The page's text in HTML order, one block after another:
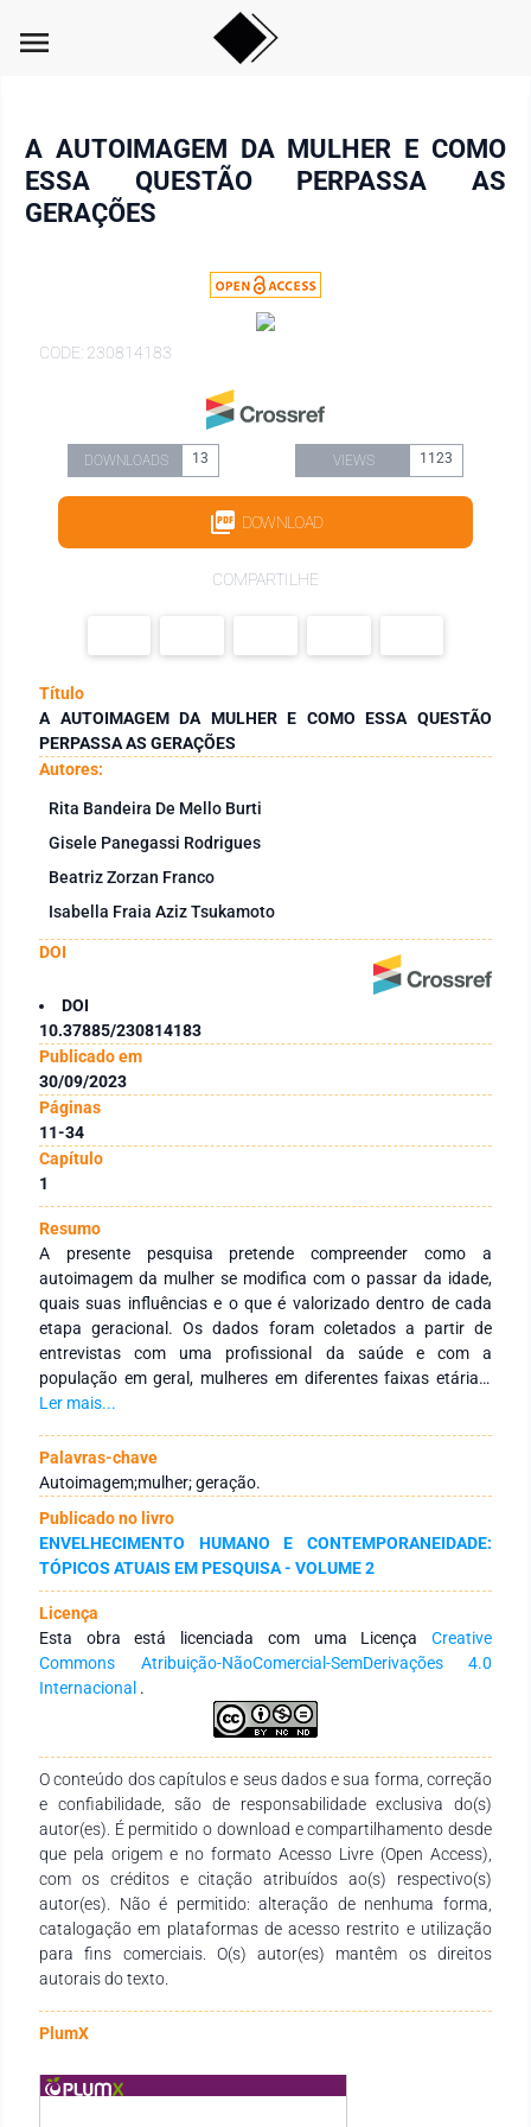
menu
A AUTOIMAGEM DA MULHER E COMO
ESSA QUESTÃO PERPASSA AS
GERAÇÕES
CODE: 230814183
DOWNLOADS 13 VIEWS 1123
DOWNLOAD
COMPARTILHE
Título
A AUTOIMAGEM DA MULHER E COMO ESSA QUESTÃO
PERPASSA AS GERAÇÕES
Autores:
Rita Bandeira De Mello Burti
Gisele Panegassi Rodrigues
Beatriz Zorzan Franco
Isabella Fraia Aziz Tsukamoto
DOI
DOI
10.37885/230814183
Publicado em
30/09/2023
Páginas
11-34
Capítulo
1
Resumo
A presente pesquisa pretende compreender como a
autoimagem da mulher se modifica com o passar da idade,
quais suas influências e o que é valorizado dentro de cada
etapa geracional. Os dados foram coletados a partir de
entrevistas com uma profissional da saúde e com a
população em geral, mulheres em diferentes faixas etárias.
Conclui-se que a referência de autoimagem, qualidades e
vez que mulheres mais jovens priorizam a aparência do corpo
e as de idade mais avançada sua funcionalidade.
Ler mais...
Palavras-chave
Autoimagem;mulher; geração.
Publicado no livro
ENVELHECIMENTO HUMANO E CONTEMPORANEIDADE:
TÓPICOS ATUAIS EM PESQUISA - VOLUME 2
Licença
Esta obra está licenciada com uma Licença Creative
Commons Atribuição-NãoComercial-SemDerivações 4.0
Internacional .
O conteúdo dos capítulos e seus dados e sua forma, correção
e confiabilidade, são de responsabilidade exclusiva do(s)
autor(es). É permitido o download e compartilhamento desde
que pela origem e no formato Acesso Livre (Open Access),
com os créditos e citação atribuídos ao(s) respectivo(s)
autor(es). Não é permitido: alteração de nenhuma forma,
catalogação em plataformas de acesso restrito e utilização
para fins comerciais. O(s) autor(es) mantêm os direitos
autorais do texto.
PlumX